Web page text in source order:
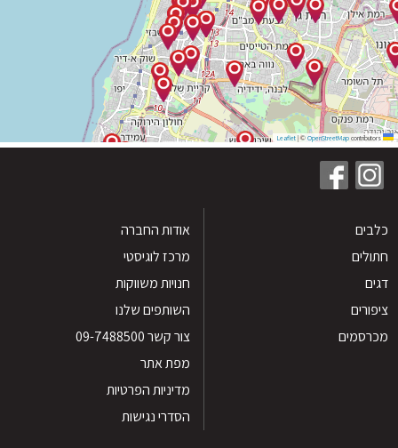
|©OpenStreetMap
אודות החברה
מרכז לוגיסטי
חנויות משווקות
השותפים שלנו
צור קשר 09-7488500
מפת אתר
מדיניות הפרטיות
הסדרי נגישות